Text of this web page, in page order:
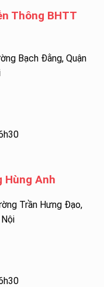
Thông BHTT
Bạch Đằng, Quận
Hùng Anh
Trần Hưng Đạo,